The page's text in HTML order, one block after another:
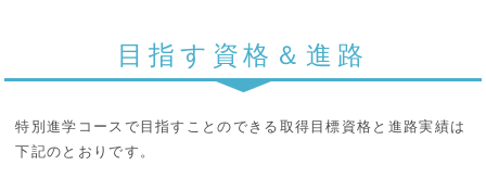
目指す資格＆進路
特別進学コースで目指すことのできる取得目標資格と進路実績は
下記のとおりです。